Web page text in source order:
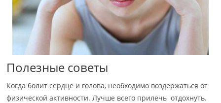
Полезные советы
Когда болит сердце и голова, необходимо воздержаться от
физической активности. Лучше всего прилечь отдохнуть.